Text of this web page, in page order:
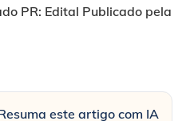
PR: Edital Publicado pela
este artigo com IA